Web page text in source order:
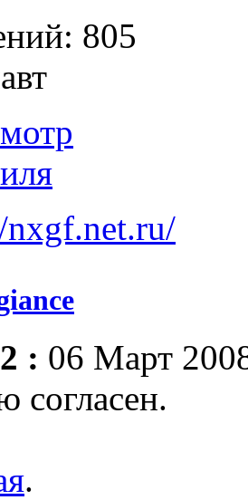
805
: 06 Март
согласен.
.